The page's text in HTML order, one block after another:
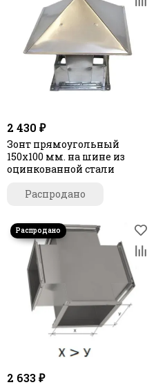
2 430 ₽
Зонт прямоугольный
150х100 мм. на шине из
оцинкованной стали
Распродано
2 633 ₽